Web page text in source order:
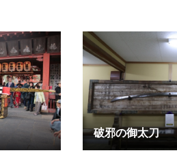
しめます。会場では
Party サンタクロー
破邪の御太刀